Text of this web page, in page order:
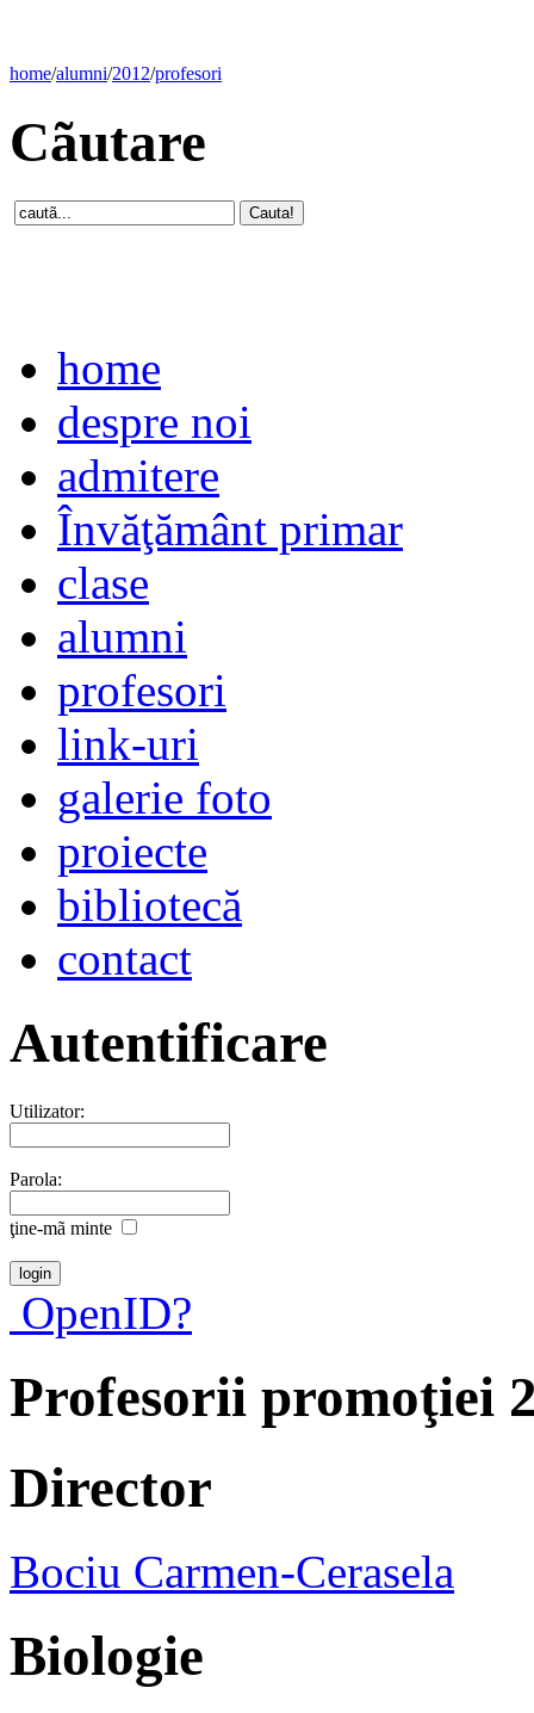
home/alumni/2012/profesori
Cãutare
home
despre noi
admitere
Învăţământ primar
clase
alumni
profesori
link-uri
galerie foto
proiecte
bibliotecă
contact
Autentificare
Utilizator:
Parola:
ţine-mã minte
OpenID?
Profesorii promoţiei
Director
Bociu Carmen-Cerasela
Biologie